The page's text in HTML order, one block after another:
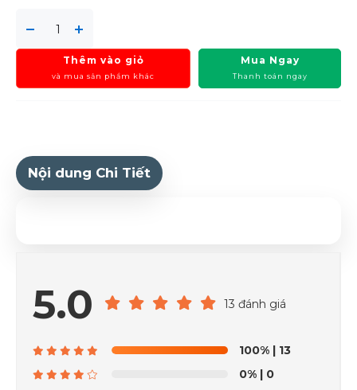
Thêm vào giỏ
và mua sản phẩm khác
Mua Ngay
Thanh toán ngay
Nội dung Chi Tiết
5.0 13 đánh giá
100% | 13
0% | 0